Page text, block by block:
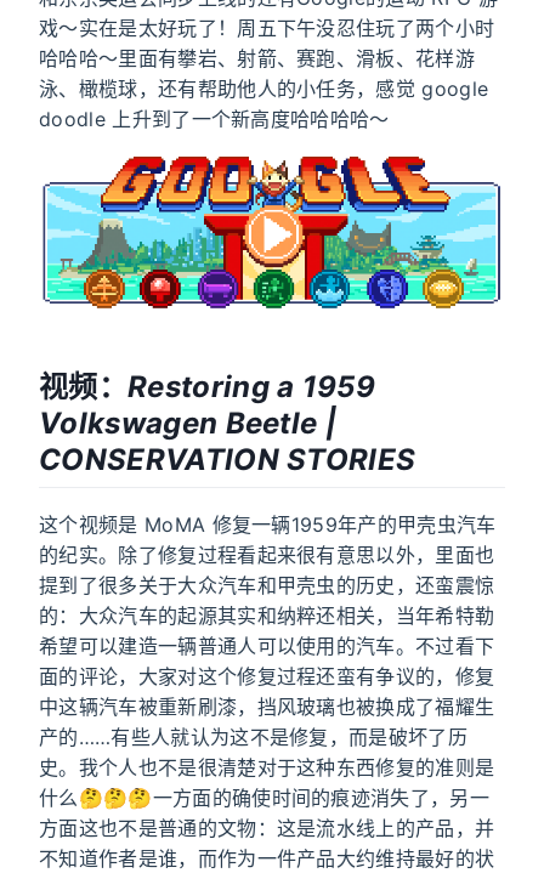
戏～实在是太好玩了！周五下午没忍住玩了两个小时
哈哈哈～里面有攀岩、射箭、赛跑、滑板、花样游
泳、橄榄球，还有帮助他人的小任务，感觉 google
doodle 上升到了一个新高度哈哈哈哈～
视频： Restoring a 1959
Volkswagen Beetle |
CONSERVATION STORIES
这个视频是 MoMA 修复一辆1959年产的甲壳虫汽车
的纪实。除了修复过程看起来很有意思以外，里面也
提到了很多关于大众汽车和甲壳虫的历史，还蛮震惊
的：大众汽车的起源其实和纳粹还相关，当年希特勒
希望可以建造一辆普通人可以使用的汽车。不过看下
面的评论，大家对这个修复过程还蛮有争议的，修复
中这辆汽车被重新刷漆，挡风玻璃也被换成了福耀生
产的……有些人就认为这不是修复，而是破坏了历
史。我个人也不是很清楚对于这种东西修复的准则是
什么🤔🤔🤔一方面的确使时间的痕迹消失了，另一
方面这也不是普通的文物：这是流水线上的产品，并
不知道作者是谁，而作为一件产品大约维持最好的状